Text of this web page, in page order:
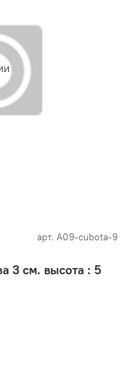
арт. А09-cubota-9
3 см. высота : 5